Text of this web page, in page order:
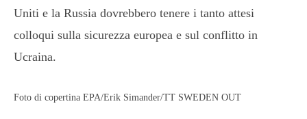
Uniti e la Russia dovrebbero tenere i tanto attesi
colloqui sulla sicurezza europea e sul conflitto in
Ucraina.
Foto di copertina EPA/Erik Simander/TT SWEDEN OUT